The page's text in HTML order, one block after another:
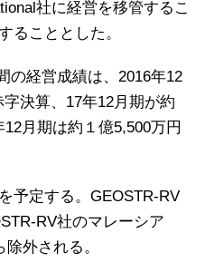
社に経営を移管するこ
ることとした。
の経営成績は、2016年12
決算、17年12月期が約
月期は約１億5,500万円
予定する。GEOSTR-RV
RV社のマレーシア
外される。